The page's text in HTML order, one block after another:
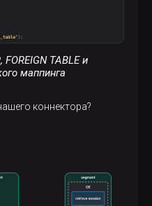
FOREIGN TABLE и
маппинга
коннектора?